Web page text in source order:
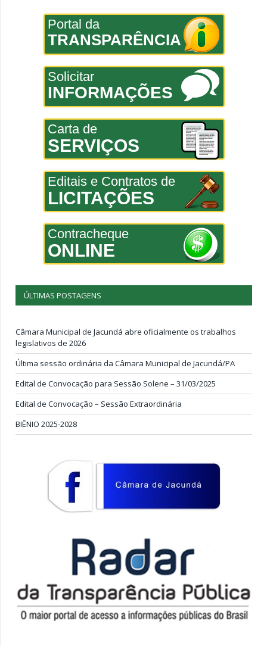
Portal da
TRANSPARÊNCIA
Solicitar
INFORMAÇÕES
Carta de
SERVIÇOS
Editais e Contratos de
LICITAÇÕES
Contracheque
ONLINE
ÚLTIMAS POSTAGENS
Câmara Municipal de Jacundá abre oficialmente os trabalhos
legislativos de 2026
Última sessão ordinária da Câmara Municipal de Jacundá/PA
Edital de Convocação para Sessão Solene – 31/03/2025
Edital de Convocação – Sessão Extraordinária
BIÊNIO 2025-2028